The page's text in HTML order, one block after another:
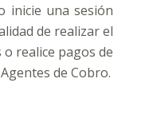
inicie una sesión
de realizar el
o realice pagos de
de Cobro.